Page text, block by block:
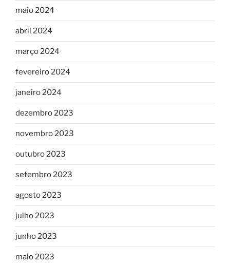
maio 2024
abril 2024
março 2024
fevereiro 2024
janeiro 2024
dezembro 2023
novembro 2023
outubro 2023
setembro 2023
agosto 2023
julho 2023
junho 2023
maio 2023